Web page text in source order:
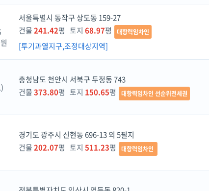
서울특별시 동작구 상도동 159-27
건물241.42평 토지 68.97평 대항력임차인
[투기과열지구,조정대상지역]
충청남도 천안시 서북구 두정동 743
건물373.80평 토지 150.65평 대항력임차인 선순위전세권
경기도 광주시 신현동 696-13 외 5필지
건물202.07평 토지 511.23평 대항력임차인